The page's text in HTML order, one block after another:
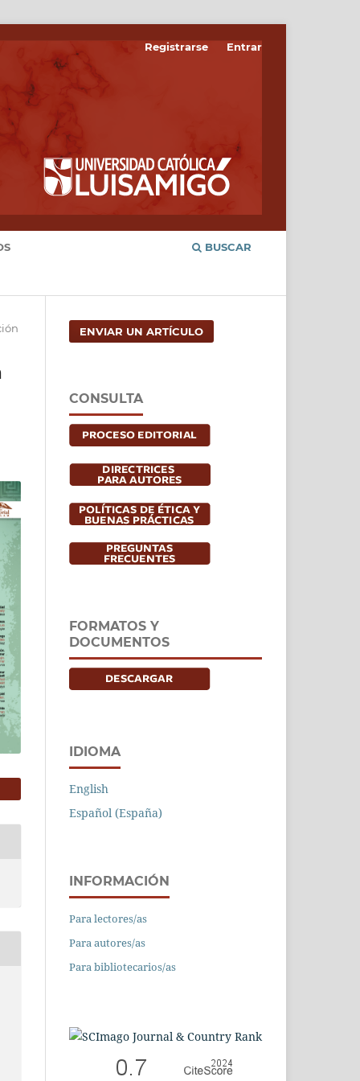
BUSCAR
Registrarse Entrar
ENVIAR UN ARTÍCULO
CONSULTA
FORMATOS Y
DOCUMENTOS
IDIOMA
English
Español (España)
INFORMACIÓN
Para lectores/as
Para autores/as
Para bibliotecarios/as